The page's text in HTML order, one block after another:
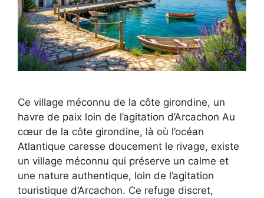
Ce village méconnu de la côte girondine, un
havre de paix loin de l’agitation d’Arcachon Au
cœur de la côte girondine, là où l’océan
Atlantique caresse doucement le rivage, existe
un village méconnu qui préserve un calme et
une nature authentique, loin de l’agitation
touristique d’Arcachon. Ce refuge discret,